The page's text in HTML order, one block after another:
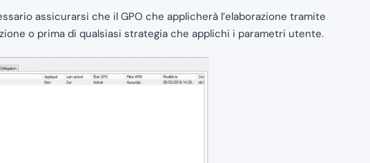
assicurarsi che il GPO che applicherà l’elaborazione tramite
o prima di qualsiasi strategia che applichi i parametri utente.